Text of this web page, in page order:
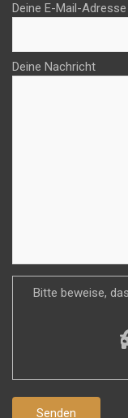
Deine E-Mail-Adresse
Deine Nachricht
Bitte beweise,